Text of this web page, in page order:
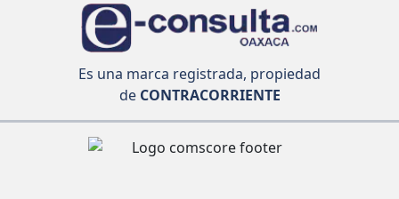
Es una marca registrada, propiedad
deCONTRACORRIENTE